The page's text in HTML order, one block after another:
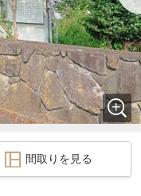
間取りを見る